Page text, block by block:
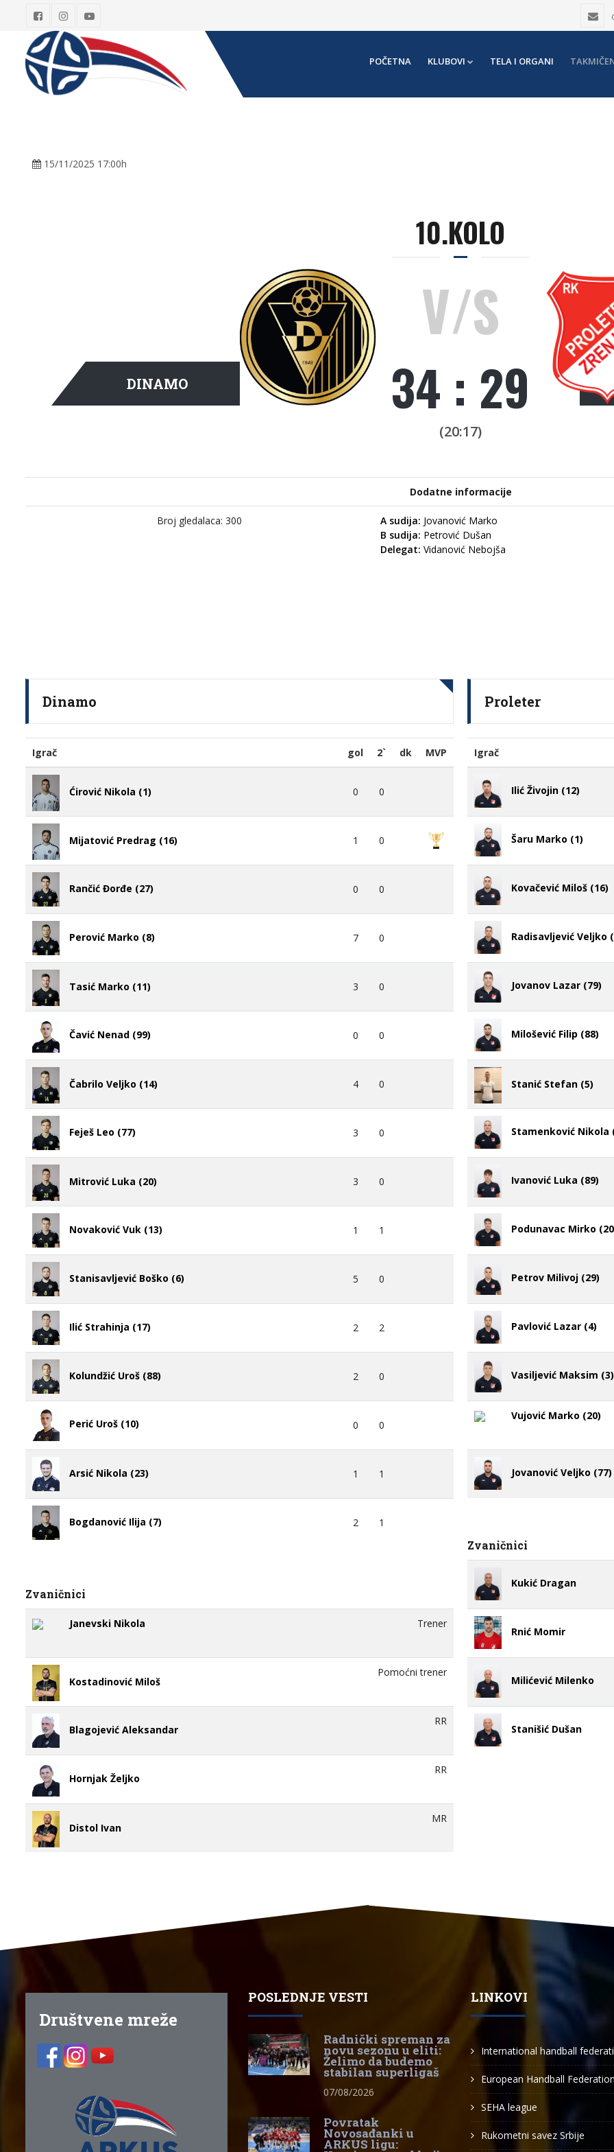
POČETNA KLUBOVI TELA I ORGANI
15/11/2025 17:00h
10.KOLO
DINAMO
V/S
34 : 29
(20:17)
Dodatne informacije
Broj gledalaca: 300 A sudija: Jovanović Marko
B sudija: Petrović Dušan
Delegat: Vidanović Nebojša
Dinamo
Igrač gol 2` dk MVP
Ćirović Nikola (1) 0 0
Mijatović Predrag (16) 1 0
Rančić Đorđe (27) 0 0
Perović Marko (8) 7 0
Tasić Marko (11) 3 0
Čavić Nenad (99) 0 0
Čabrilo Veljko (14) 4 0
Feješ Leo (77) 3 0
Mitrović Luka (20) 3 0
Novaković Vuk (13) 1 1
Stanisavljević Boško (6) 5 0
Ilić Strahinja (17) 2 2
Kolundžić Uroš (88) 2 0
Perić Uroš (10) 0 0
Arsić Nikola (23) 1 1
Bogdanović Ilija (7) 2 1
Zvaničnici
Janevski Nikola Trener
Kostadinović Miloš
Pomoćni trener
Blagojević Aleksandar
RR
Hornjak Željko
RR
Distol Ivan
MR
Proleter
Igrač
Ilić Živojin (12)
Šaru Marko (1)
Kovačević Miloš (16)
Radisavljević Veljko
Jovanov Lazar (79)
Milošević Filip (88)
Stanić Stefan (5)
Stamenković Nikola
Ivanović Luka (89)
Podunavac Mirko
Petrov Milivoj (29)
Pavlović Lazar (4)
Vasiljević Maksim (3)
Vujović Marko (20)
Jovanović Veljko (77)
Zvaničnici
Kukić Dragan
Rnić Momir
Milićević Milenko
Stanišić Dušan
Društvene mreže
POSLEDNJE VESTI
Radnički spreman za
novu sezonu u eliti:
Želimo da budemo
stabilan superligaš
07/08/2026
Povratak
Novosađanki u
ARKUS ligu:
LINKOVI
International handball
European Handball Federation
SEHA league
Rukometni savez Srbije